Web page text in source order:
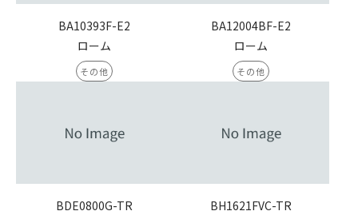
BA10393F-E2
ローム
その他
BA12004BF-E2
ローム
その他
BDE0800G-TR
BH1621FVC-TR